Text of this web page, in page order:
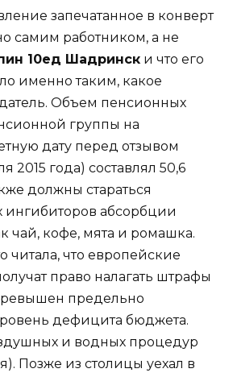
запечатанное в конверт
самим работником, а не
10ед Шадринск и что его
именно таким, какое
Объем пенсионных
группы на
дату перед отзывом
2015 года) составлял 50,6
должны стараться
ингибиторов абсорбции
чай, кофе, мята и ромашка.
читала, что европейские
право налагать штрафы
предельно
дефицита бюджета.
и водных процедур
Позже из столицы уехал в